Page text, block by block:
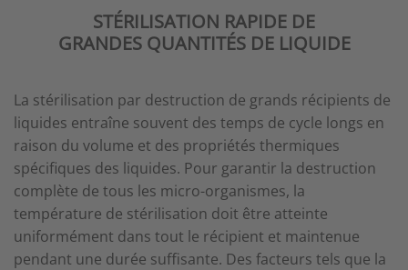
STÉRILISATION RAPIDE DE
GRANDES QUANTITÉS DE LIQUIDE
La stérilisation par destruction de grands récipients de
liquides entraîne souvent des temps de cycle longs en
raison du volume et des propriétés thermiques
spécifiques des liquides. Pour garantir la destruction
complète de tous les micro-organismes, la
température de stérilisation doit être atteinte
uniformément dans tout le récipient et maintenue
pendant une durée suffisante. Des facteurs tels que la